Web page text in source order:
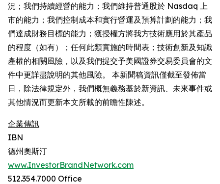
況；我們持續經營的能力；我們維持普通股於 Nasdaq 上
市的能力；我們控制成本和實行營運及預算計劃的能力；我
們達成財務目標的能力；獲授權方將我方技術應用於其產品
的程度（如有）；任何此類實施的時間表；技術創新及知識
產權的相關風險，以及我們提交予美國證券交易委員會的文
件中更詳盡說明的其他風險。 本新聞稿資訊僅截至發佈當
日，除法律規定外，我們概無義務基於新資訊、未來事件或
其他情況而更新本文所載的前瞻性陳述。
企業傳訊
IBN
德州奧斯汀
www.InvestorBrandNetwork.com
512.354.7000 Office